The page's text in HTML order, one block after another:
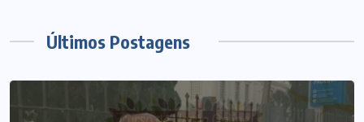
Últimos Postagens